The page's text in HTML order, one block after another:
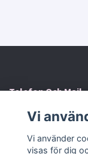
Telefon Och Mail
Kontaktformulär
Vi
Vi använder
visas för dig